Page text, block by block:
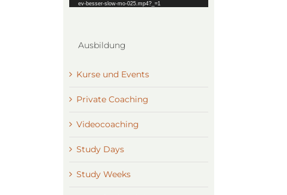
ev-besser-slow-mo-025.mp4?_=1
Ausbildung
Kurse und Events
Private Coaching
Videocoaching
Study Days
Study Weeks